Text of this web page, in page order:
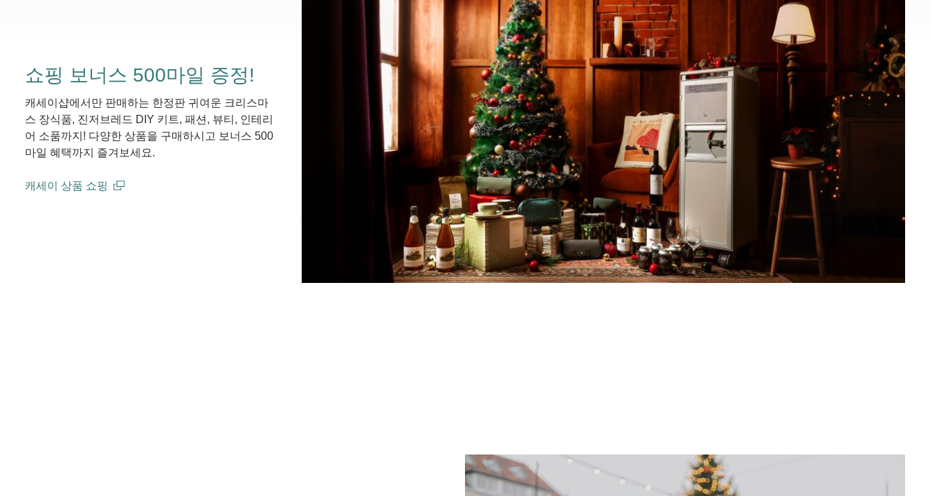
쇼핑 보너스 500마일 증정!
캐세이샵에서만 판매하는 한정판 귀여운 크리스마
스 장식품, 진저브레드 DIY 키트, 패션, 뷰티, 인테리
어 소품까지! 다양한 상품을 구매하시고 보너스 500
마일 혜택까지 즐겨보세요.
캐세이 상품 쇼핑